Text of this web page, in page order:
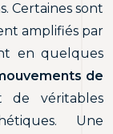
Certaines sont
amplifiés par
en quelques
de
de véritables
Une